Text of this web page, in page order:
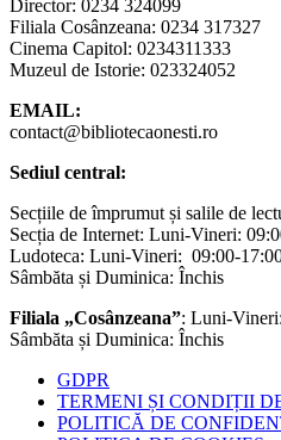
Director: 0234 324099
Filiala Cosânzeana: 0234 317327
Cinema Capitol: 0234311333
Muzeul de Istorie: 023324052
EMAIL:
contact@bibliotecaonesti.ro
Sediul central:
Secțiile de împrumut și salile de
Secția de Internet: Luni-Vineri:
Ludoteca: Luni-Vineri: 09:00-
Sâmbăta și Duminica: Închis
Filiala „Cosânzeana”: Luni-
Sâmbăta și Duminica: Închis
GDPR
TERMENI ȘI CONDIȚII
POLITICĂ DE